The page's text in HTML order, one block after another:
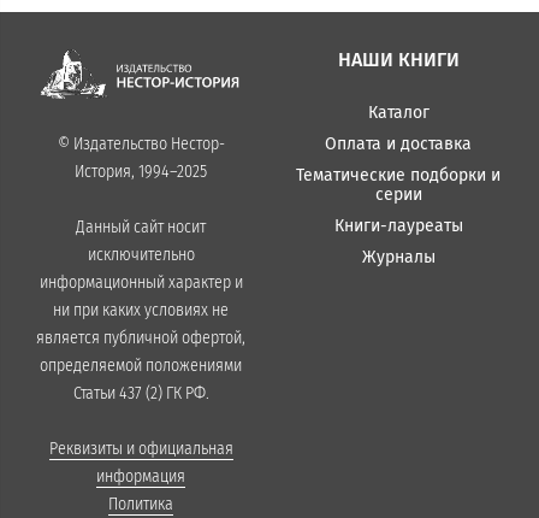
© Издательство Нестор-
История, 1994–2025
Данный сайт носит
исключительно
информационный характер и
ни при каких условиях не
является публичной офертой,
определяемой положениями
Статьи 437 (2) ГК РФ.
Реквизиты и официальная
информация
Политика
НАШИ КНИГИ
Каталог
Оплата и доставка
Тематические подборки и
серии
Книги-лауреаты
Журналы